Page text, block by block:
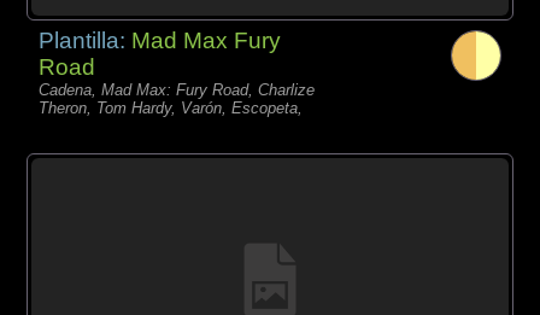
Plantilla: Mad Max Fury
Road
Cadena, Mad Max: Fury Road, Charlize
Theron, Tom Hardy, Varón, Escopeta,